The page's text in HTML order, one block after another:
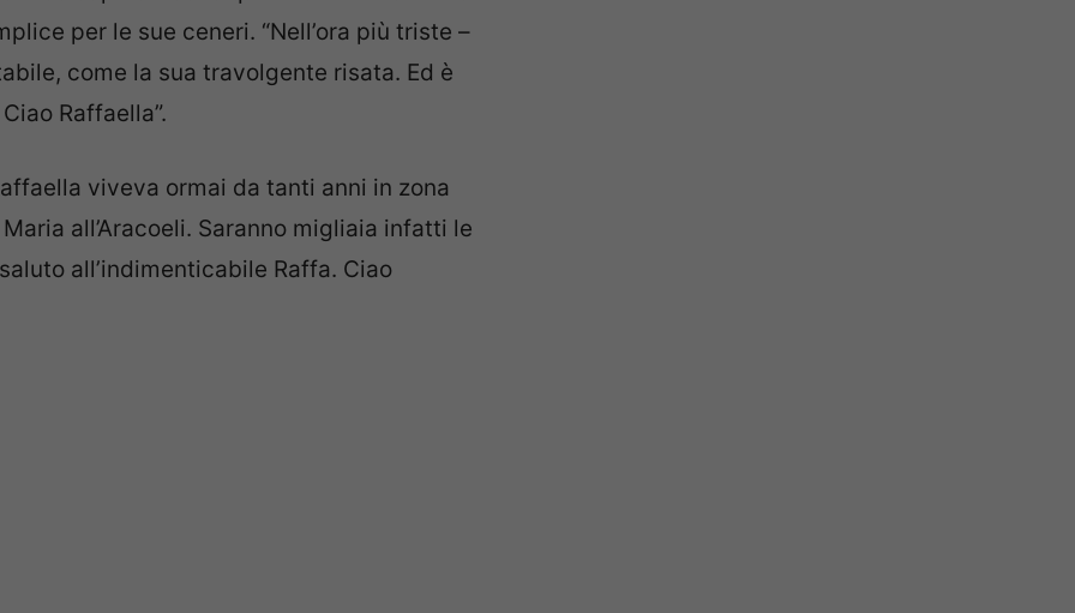
per le sue ceneri. “Nell’ora più triste –
come la sua travolgente risata. Ed è
Raffaella”.
viveva ormai da tanti anni in zona
all’Aracoeli. Saranno migliaia infatti le
all’indimenticabile Raffa. Ciao